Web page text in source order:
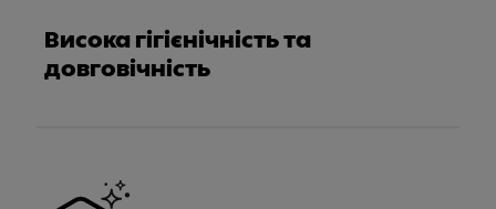
Висока гігієнічність та
довговічність